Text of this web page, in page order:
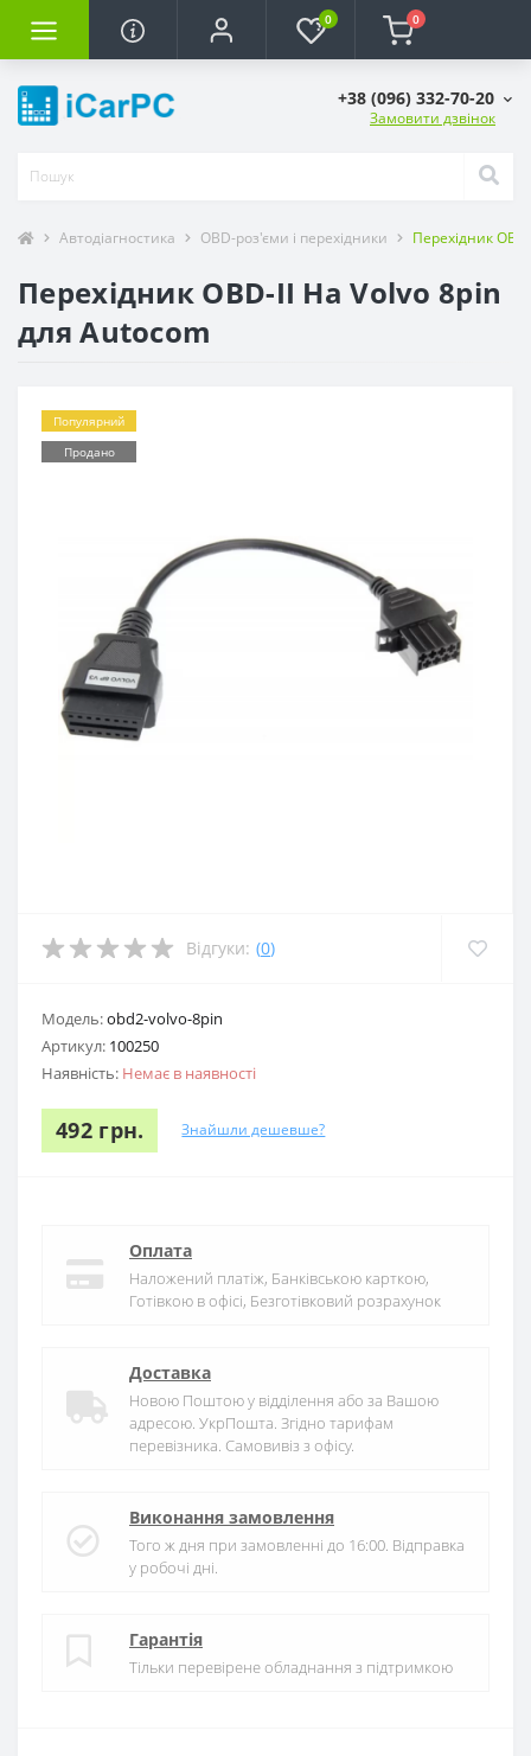
0 0
+38 (096) 332-70-20
Замовити дзвінок
Автодіагностика OBD-роз'єми і перехідники Перехідник
Перехідник OBD-II На Volvo 8pin
для Autocom
Популярний
Продано
Відгуки: (0)
Модель:obd2-volvo-8pin
Артикул: 100250
Наявність: Немає в наявності
492 грн. Знайшли дешевше?
Оплата
Наложений платіж, Банківською карткою,
Готівкою в офісі, Безготівковий розрахунок
Доставка
Новою Поштою у відділення або за Вашою
адресою. УкрПошта. Згідно тарифам
перевізника. Самовивіз з офісу.
Виконання замовлення
Того ж дня при замовленні до 16:00. Відправка
у робочі дні.
Гарантія
Тільки перевірене обладнання з підтримкою